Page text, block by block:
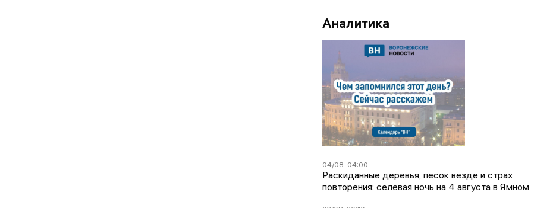
Аналитика
04/08 04:00
Раскиданные деревья, песок везде и страх
повторения: селевая ночь на 4 августа в Ямном